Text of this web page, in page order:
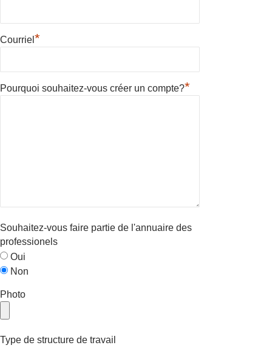
Courriel *
Pourquoi souhaitez-vous créer un compte?*
Souhaitez-vous faire partie de l'annuaire des
professionels
Oui
Non
Photo
Type de structure de travail